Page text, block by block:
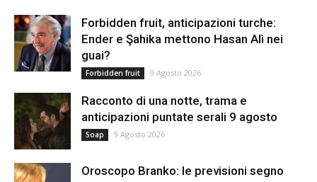
Forbidden fruit, anticipazioni turche:
Ender e Şahika mettono Hasan Alì nei
guai?
Forbidden fruit 9 Agosto 2026
Racconto di una notte, trama e
anticipazioni puntate serali 9 agosto
Soap 9 Agosto 2026
Oroscopo Branko: le previsioni segno